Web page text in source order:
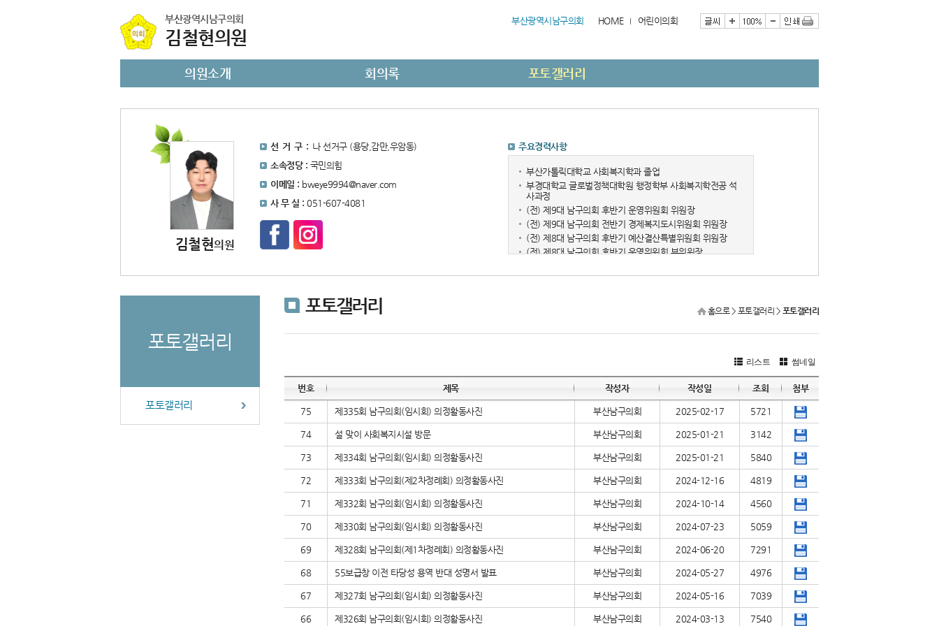
부산광역시남구의회
김철현의원
부산광역시남구의회 HOME 어린이의회
의원소개 회의록 포토갤러리
김철현의원
선 거 구 : 나 선거구 (용당,감만,우암동)
소속정당 : 국민의힘
이메일 : bweye9994@naver.com
사 무 실 : 051-607-4081
주요경력사항
부산가톨릭대학교 사회복지학과 졸업
부경대학교 글로벌정책대학원 행정학부 사회복지학전공 석
사과정
(전) 제9대 남구의회 후반기 운영위원회 위원장
(전) 제9대 남구의회 전반기 경제복지도시위원회 위원장
(전) 제8대 남구의회 후반기 예산결산특별위원회 위원장
(전) 제8대 남구의회 후반기 운영위원회 부위원장
포토갤러리
포토갤러리
포토갤러리 홈으로> 포토갤러리 > 포토갤러리
리스트 썸네일
번호 제목 작성자 작성일 조회 첨부
75 제335회 남구의회(임시회) 의정활동사진 부산남구의회 2025-02-17 5721
74 설 맞이 사회복지시설 방문 부산남구의회 2025-01-21 3142
73 제334회 남구의회(임시회) 의정활동사진 부산남구의회 2025-01-21 5840
72 제333회 남구의회(제2차정례회) 의정활동사진 부산남구의회 2024-12-16 4819
71 제332회 남구의회(임시회) 의정활동사진 부산남구의회 2024-10-14 4560
70 제330회 남구의회(임시회) 의정활동사진 부산남구의회 2024-07-23 5059
69 제328회 남구의회(제1차정례회) 의정활동사진 부산남구의회 2024-06-20 7291
68 55보급창 이전 타당성 용역 반대 성명서 발표 부산남구의회 2024-05-27 4976
67 제327회 남구의회(임시회) 의정활동사진 부산남구의회 2024-05-16 7039
66 제326회 남구의회(임시회) 의정활동사진 부산남구의회 2024-03-13 7540